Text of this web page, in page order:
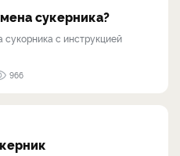
сукерника?
сукорника с инструкцией
966